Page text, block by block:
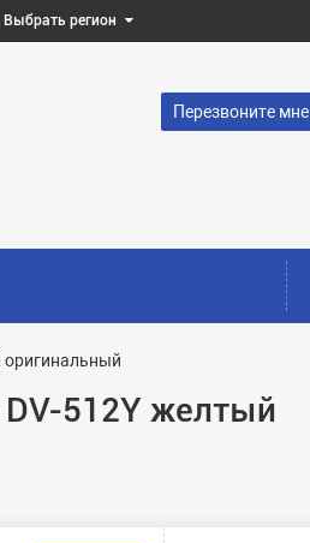
Выбрать регион
Перезвоните мне
оригинальный
512Y желтый